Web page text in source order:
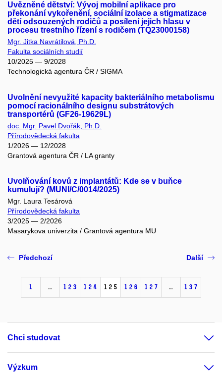
Uvězněné dětství: Vývoj mobilní aplikace pro
překonání vykořenění, sociální izolace a stigmatizace
dětí odsouzených rodičů a posílení jejich hlasu v
procesu trestního řízení s rodičem (TQ23000158)
Mgr. Jitka Navrátilová, Ph.D.
Fakulta sociálních studií
10/2025 — 9/2028
Technologická agentura ČR / SIGMA
Uvolnění nevyužité kapacity bakteriálního metabolismu
pomocí racionálního designu substrátových
transportérů (GF26-19629L)
doc. Mgr. Pavel Dvořák, Ph.D.
Přírodovědecká fakulta
1/2026 — 12/2028
Grantová agentura ČR / LA granty
Uvolňování kovů z implantátů: Kde se v buňce
kumulují? (MUNI/C/0014/2025)
Mgr. Laura Tesárová
Přírodovědecká fakulta
3/2025 — 2/2026
Masarykova univerzita / Grantová agentura MU
Předchozí
1 … 123 124 125 126 127 … 137
Další
Chci studovat
Výzkum